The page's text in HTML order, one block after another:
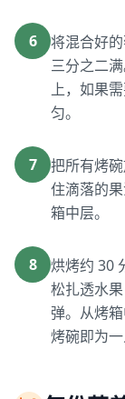
6
将混合好
三分之二
上，如果
匀。
7
把所有烤
住滴落的
箱中层。
8
烘烤约 30
松扎透水
弹。从烤
烤碗即为一